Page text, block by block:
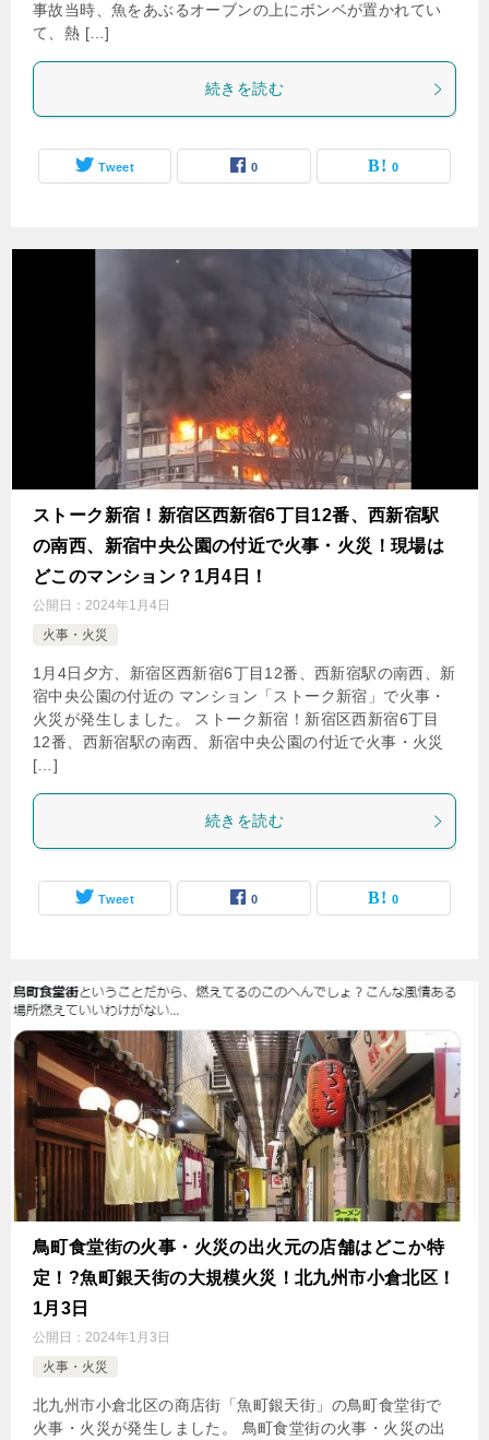
事故当時、魚をあぶるオーブンの上にボンベが置かれてい
て、熱 […]
続きを読む
Tweet 0 0
ストーク新宿！新宿区西新宿6丁目12番、西新宿駅
の南西、新宿中央公園の付近で火事・火災！現場は
どこのマンション？1月4日！
公開日： 2024年1月4日
火事・火災
1月4日夕方、新宿区西新宿6丁目12番、西新宿駅の南西、新
宿中央公園の付近の マンション「ストーク新宿」で火事・
火災が発生しました。 ストーク新宿！新宿区西新宿6丁目
12番、西新宿駅の南西、新宿中央公園の付近で火事・火災
[…]
続きを読む
Tweet 0 0
鳥町食堂街の火事・火災の出火元の店舗はどこか特
定！?魚町銀天街の大規模火災！北九州市小倉北区！
1月3日
公開日： 2024年1月3日
火事・火災
北九州市小倉北区の商店街「魚町銀天街」の鳥町食堂街で
火事・火災が発生しました。 鳥町食堂街の火事・火災の出